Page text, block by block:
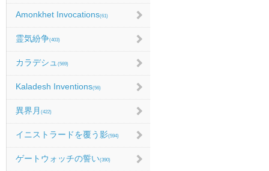
Amonkhet Invocations(61)
霊気紛争(403)
カラデシュ (569)
Kaladesh Inventions(56)
異界月 (422)
イニストラードを覆う影(594)
ゲートウォッチの誓い(390)